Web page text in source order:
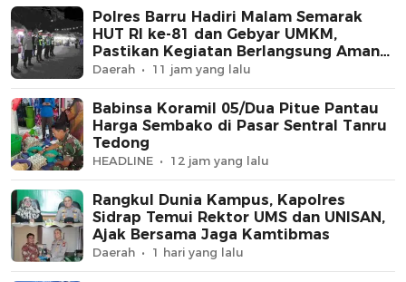
Polres Barru Hadiri Malam Semarak
HUT RI ke-81 dan Gebyar UMKM,
Pastikan Kegiatan Berlangsung Aman
dan Kondusif
Daerah 11 jam yang lalu
Babinsa Koramil 05/Dua Pitue Pantau
Harga Sembako di Pasar Sentral Tanru
Tedong
HEADLINE 12 jam yang lalu
Rangkul Dunia Kampus, Kapolres
Sidrap Temui Rektor UMS dan UNISAN,
Ajak Bersama Jaga Kamtibmas
Daerah 1 hari yang lalu